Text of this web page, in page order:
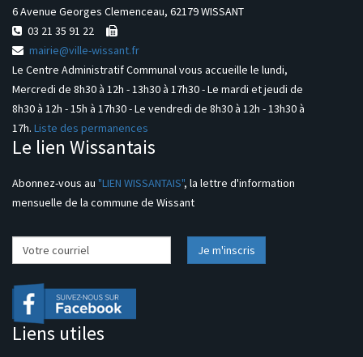
6 Avenue Georges Clemenceau, 62179 WISSANT
03 21 35 91 22
mairie@ville-wissant.fr
Le Centre Administratif Communal vous accueille le lundi,
Mercredi de 8h30 à 12h - 13h30 à 17h30 - Le mardi et jeudi de
8h30 à 12h - 15h à 17h30 - Le vendredi de 8h30 à 12h - 13h30 à
17h. Liste des permanences
Le lien Wissantais
Abonnez-vous au "LIEN WISSANTAIS", la lettre d'information
mensuelle de la commune de Wissant
Liens utiles